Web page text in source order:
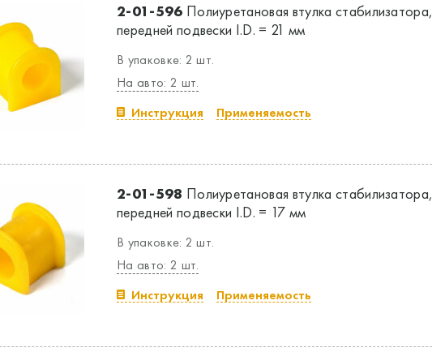
2-01-596 Полиуретановая втулка стабилизатора,
передней подвески I.D. = 21 мм
В упаковке: 2 шт.
На авто: 2 шт.
Инструкция
Применяемость
2-01-598 Полиуретановая втулка стабилизатора,
передней подвески I.D. = 17 мм
В упаковке: 2 шт.
На авто: 2 шт.
Инструкция
Применяемость